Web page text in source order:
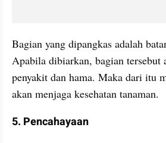
Bagian yang dipangkas adalah
Apabila dibiarkan, bagian tersebut
penyakit dan hama. Maka dari itu
akan menjaga kesehatan tanaman.
5. Pencahayaan